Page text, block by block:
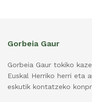
Gorbeia Gaur
Gorbeia Gaur tokiko
Euskal Herriko herri eta
eskutik kontatzeko